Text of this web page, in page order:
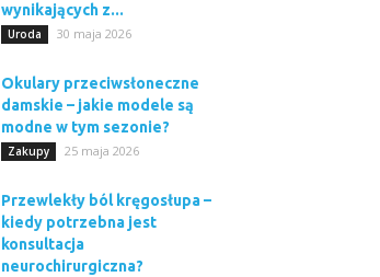
wynikających z...
Uroda 30 maja 2026
Okulary przeciwsłoneczne
damskie – jakie modele są
modne w tym sezonie?
Zakupy 25 maja 2026
Przewlekły ból kręgosłupa –
kiedy potrzebna jest
konsultacja
neurochirurgiczna?